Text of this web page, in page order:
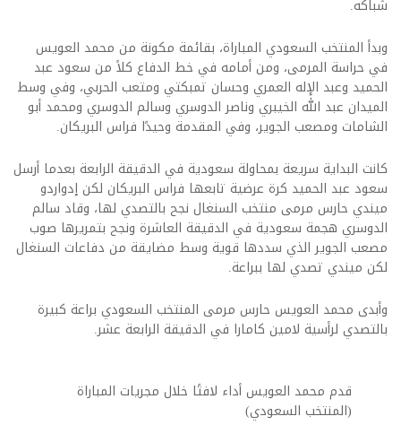
شباكه.
وبدأ المنتخب السعودي المباراة، بقائمة مكونة من محمد العويس
في حراسة المرمى، ومن أمامه في خط الدفاع كلاً من سعود عبد
الحميد وعبد الإله العمري وحسان تمبكتي ومتعب الحربي، وفي وسط
الميدان عبد الله الخيبري وناصر الدوسري وسالم الدوسري ومحمد أبو
الشامات ومصعب الجوير، وفي المقدمة وحيدًا فراس البريكان.
كانت البداية سريعة بمحاولة سعودية في الدقيقة الرابعة بعدما أرسل
سعود عبد الحميد كرة عرضية تابعها فراس البريكان لكن إدواردو
ميندي حارس مرمى منتخب السنغال نجح بالتصدي لها، وقاد سالم
الدوسري هجمة سعودية في الدقيقة العاشرة ونجح بتمريرها صوب
مصعب الجوير الذي سددها قوية وسط مضايقة من دفاعات السنغال
لكن ميندي تصدي لها ببراعة.
وأبدى محمد العويس حارس مرمى المنتخب السعودي براعة كبيرة
بالتصدي لرأسية لامين كامارا في الدقيقة الرابعة عشر.
قدم محمد العويس أداء لافتًا خلال مجريات المباراة
(المنتخب السعودي)